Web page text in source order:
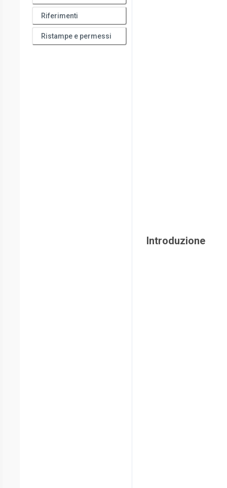
Riferimenti
Ristampe e permessi
Introduzione